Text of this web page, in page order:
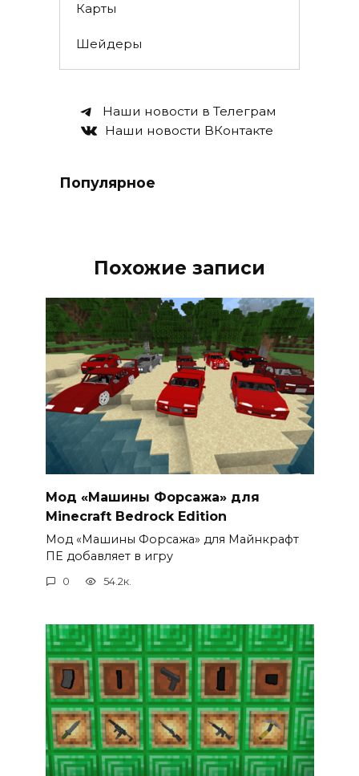
Карты
Шейдеры
Наши новости в Телеграм
Наши новости ВКонтакте
Популярное
Похожие записи
Мод «Машины Форсажа» для
Minecraft Bedrock Edition
Мод «Машины Форсажа» для Майнкрафт
ПЕ добавляет в игру
0 54.2к.